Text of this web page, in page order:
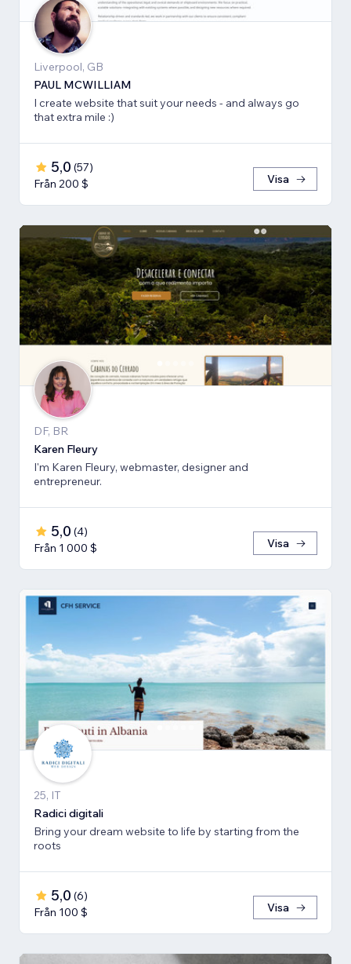
Liverpool, GB
PAUL MCWILLIAM
I create website that suit your needs - and always go
that extra mile :)
5,0 (57)
Från 200 $
Visa
DF, BR
Karen Fleury
I'm Karen Fleury, webmaster, designer and
entrepreneur.
5,0 (4)
Från 1 000 $
Visa
25, IT
Radici digitali
Bring your dream website to life by starting from the
roots
5,0 (6)
Från 100 $
Visa